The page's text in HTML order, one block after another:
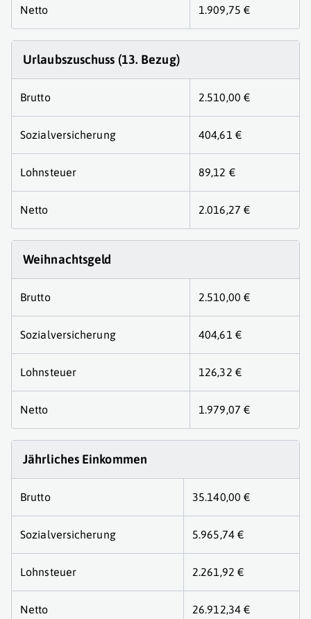
Netto 1.909,75 €
Urlaubszuschuss (13. Bezug)
Brutto 2.510,00 €
Sozialversicherung 404,61 €
Lohnsteuer 89,12 €
Netto 2.016,27 €
Weihnachtsgeld
Brutto 2.510,00 €
Sozialversicherung 404,61 €
Lohnsteuer 126,32 €
Netto 1.979,07 €
Jährliches Einkommen
Brutto 35.140,00 €
Sozialversicherung 5.965,74 €
Lohnsteuer 2.261,92 €
Netto 26.912,34 €